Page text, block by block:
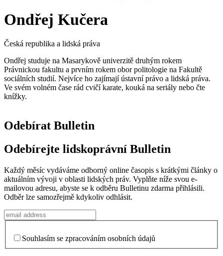
Ondřej Kučera
Česká republika a lidská práva
Ondřej studuje na Masarykově univerzitě druhým rokem
Právnickou fakultu a prvním rokem obor politologie na Fakultě
sociálních studií. Nejvíce ho zajímají ústavní právo a lidská práva.
Ve svém volném čase rád cvičí karate, kouká na seriály nebo čte
knížky.
Odebírat Bulletin
Odebírejte lidskoprávní Bulletin
Každý měsíc vydáváme odborný online časopis s krátkými články o
aktuálním vývoji v oblasti lidských práv. Vyplňte níže svou e-
mailovou adresu, abyste se k odběru Bulletinu zdarma přihlásili.
Odběr lze samozřejmě kdykoliv odhlásit.
Souhlasím se zpracováním osobních údajů